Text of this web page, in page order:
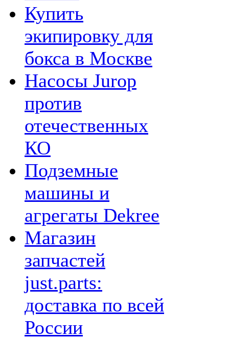
Купить
экипировку для
бокса в Москве
Насосы Jurop
против
отечественных
КО
Подземные
машины и
агрегаты Dekree
Магазин
запчастей
just.parts:
доставка по всей
России